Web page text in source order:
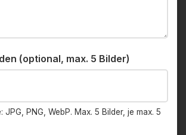
(optional, max. 5 Bilder)
JPG, PNG, WebP. Max. 5 Bilder, je max. 5